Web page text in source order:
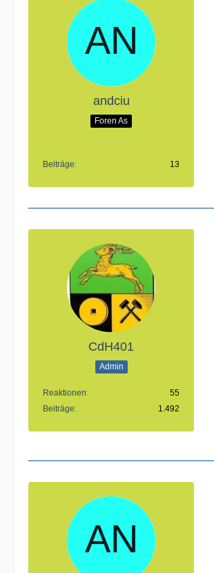
andciu
Foren As
Beiträge 13
CdH401
Admin
Reaktionen
55
Beiträge
1.492